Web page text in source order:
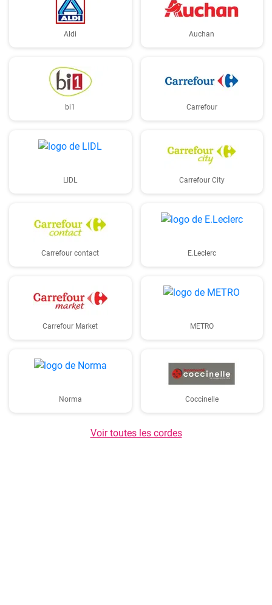
Aldi Auchan
bi1 Carrefour
LIDL Carrefour City
Carrefour contact E.Leclerc
Carrefour Market METRO
Norma Coccinelle
Voir toutes les cordes